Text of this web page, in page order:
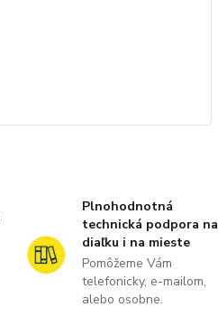
Plnohodnotná
technická podpora na
diaľku i na mieste
Pomôžeme Vám
telefonicky, e-mailom,
alebo osobne.